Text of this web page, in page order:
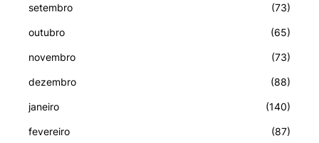
setembro (73)
outubro (65)
novembro (73)
dezembro (88)
janeiro (140)
fevereiro (87)